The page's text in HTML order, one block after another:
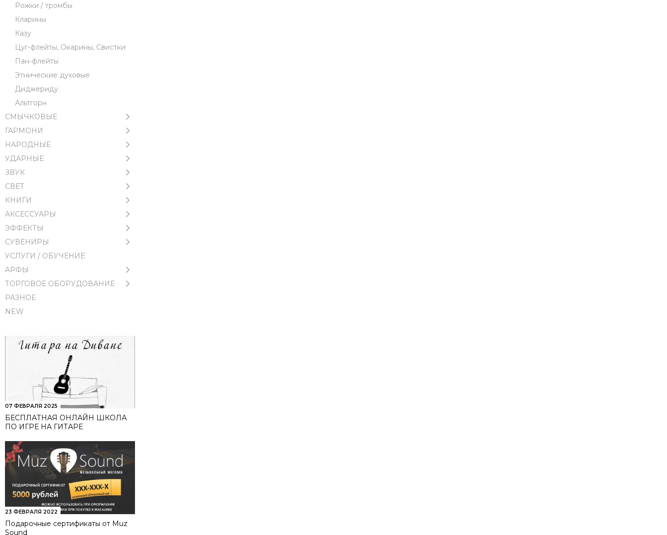
Рожки / тромбы
Кларины
Казу
Цуг-флейты, Окарины, Свистки
Пан-флейты
Этнические духовые
Диджериду
Альтгорн
СМЫЧКОВЫЕ
ГАРМОНИ
НАРОДНЫЕ
УДАРНЫЕ
ЗВУК
СВЕТ
КНИГИ
АКСЕССУАРЫ
ЭФФЕКТЫ
СУВЕНИРЫ
УСЛУГИ / ОБУЧЕНИЕ
АРФЫ
ТОРГОВОЕ ОБОРУДОВАНИЕ
РАЗНОЕ
NEW
07 ФЕВРАЛЯ 2025
БЕСПЛАТНАЯ ОНЛАЙН ШКОЛА
ПО ИГРЕ НА ГИТАРЕ
23 ФЕВРАЛЯ 2022
Подарочные сертификаты от Muz
Sound